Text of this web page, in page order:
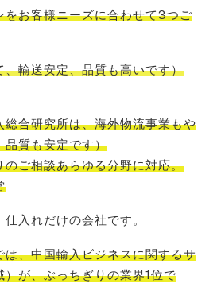
をお客様ニーズに合わせて3つご
、輸送安定、品質も高いです）
総合研究所は、海外物流事業もや
品質も安定です）
のご相談あらゆる分野に対応。
入れだけの会社です。
は、中国輸入ビジネスに関するサ
）が、ぶっちぎりの業界1位で